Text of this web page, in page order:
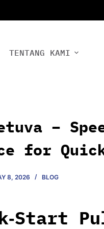
TENTANG KAMI
–
for
8, 2026 BLOG